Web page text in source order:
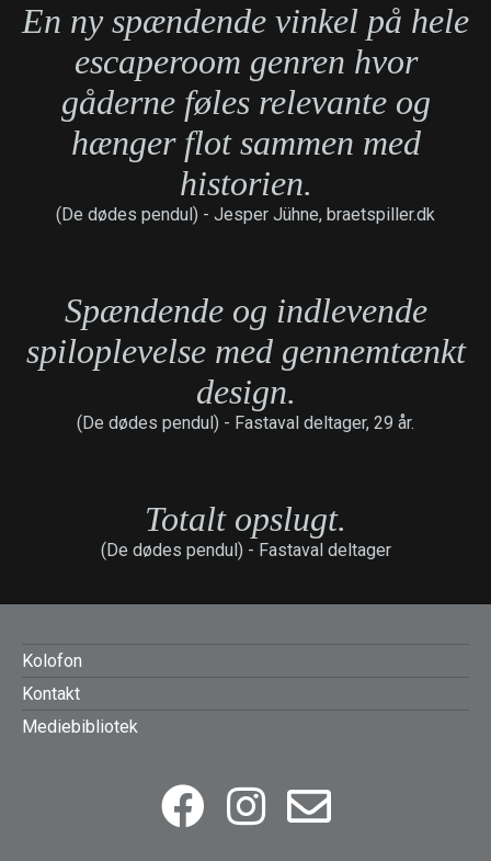
En ny spændende vinkel på hele
escaperoom genren hvor
gåderne føles relevante og
hænger flot sammen med
historien.
(De dødes pendul) - Jesper Jühne, braetspiller.dk
Spændende og indlevende
spiloplevelse med gennemtænkt
design.
(De dødes pendul) - Fastaval deltager, 29 år.
Totalt opslugt.
(De dødes pendul) - Fastaval deltager
FOOTER
MENU
Kolofon
Kontakt
Mediebibliotek